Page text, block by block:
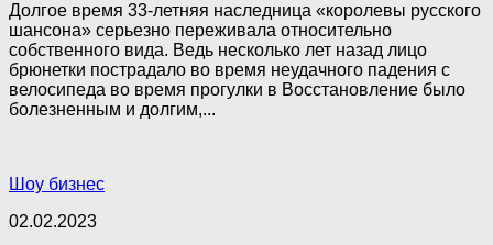
Долгое время 33-летняя наследница «королевы русского
шансона» серьезно переживала относительно
собственного вида. Ведь несколько лет назад лицо
брюнетки пострадало во время неудачного падения с
велосипеда во время прогулки в Восстановление было
болезненным и долгим,...
Шоу бизнес
02.02.2023